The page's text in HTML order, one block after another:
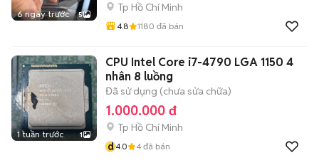
6 ngày trước 5
Tp Hồ Chí Minh
4.8 1180 đã bán
1 tuần trước 1
CPU Intel Core i7-4790 LGA 1150 4
nhân 8 luồng
Đã sử dụng (chưa sửa chữa)
1.000.000 đ
Tp Hồ Chí Minh
d4.0 4 đã bán